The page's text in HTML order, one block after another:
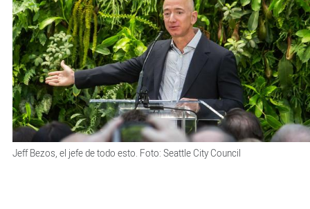
Jeff Bezos, el jefe de todo esto. Foto: Seattle City Council